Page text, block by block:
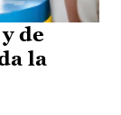
de
la